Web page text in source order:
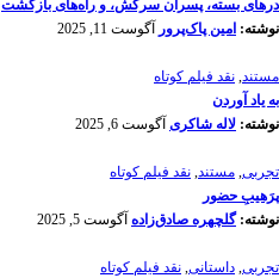
درهای بسته، پسران سرکش، و راه‌های بازگشت
نوشته: امین پاک‌پرور آگوست 11, 2025
مستند, نقد فیلم کوتاه
به یاد آوردن
نوشته: لاله شاکری آگوست 6, 2025
تجربی, مستند, نقد فیلم کوتاه
پرَهیب‌ِ حضور
نوشته:گلچهره صادق‌زاده آگوست 5, 2025
تجربی, داستانی, نقد فیلم کوتاه